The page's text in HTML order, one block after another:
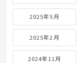
2025年5月
2025年2月
2024年11月